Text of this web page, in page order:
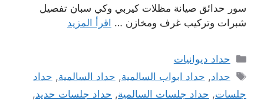
سور حدائق صيانة مظلات كيربي وكي سبان تفصيل
شبرات وتركيب غرف ومخازن … اقرأ المزيد
التصنيفات
حداد ديوانيات
الوسوم
حداد, حداد ابواب السالمية, حداد السالمية, حداد
جلسات, حداد جلسات السالمية, حداد جلسات حديد,